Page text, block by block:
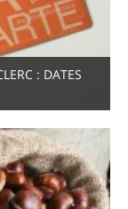
: DATES